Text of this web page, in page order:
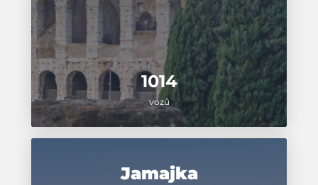
1014
vozů
Jamajka